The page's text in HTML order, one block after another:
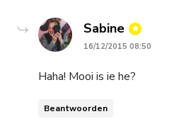
Sabine says:
16/12/2015 08:50
Haha! Mooi is ie he?
Beantwoorden